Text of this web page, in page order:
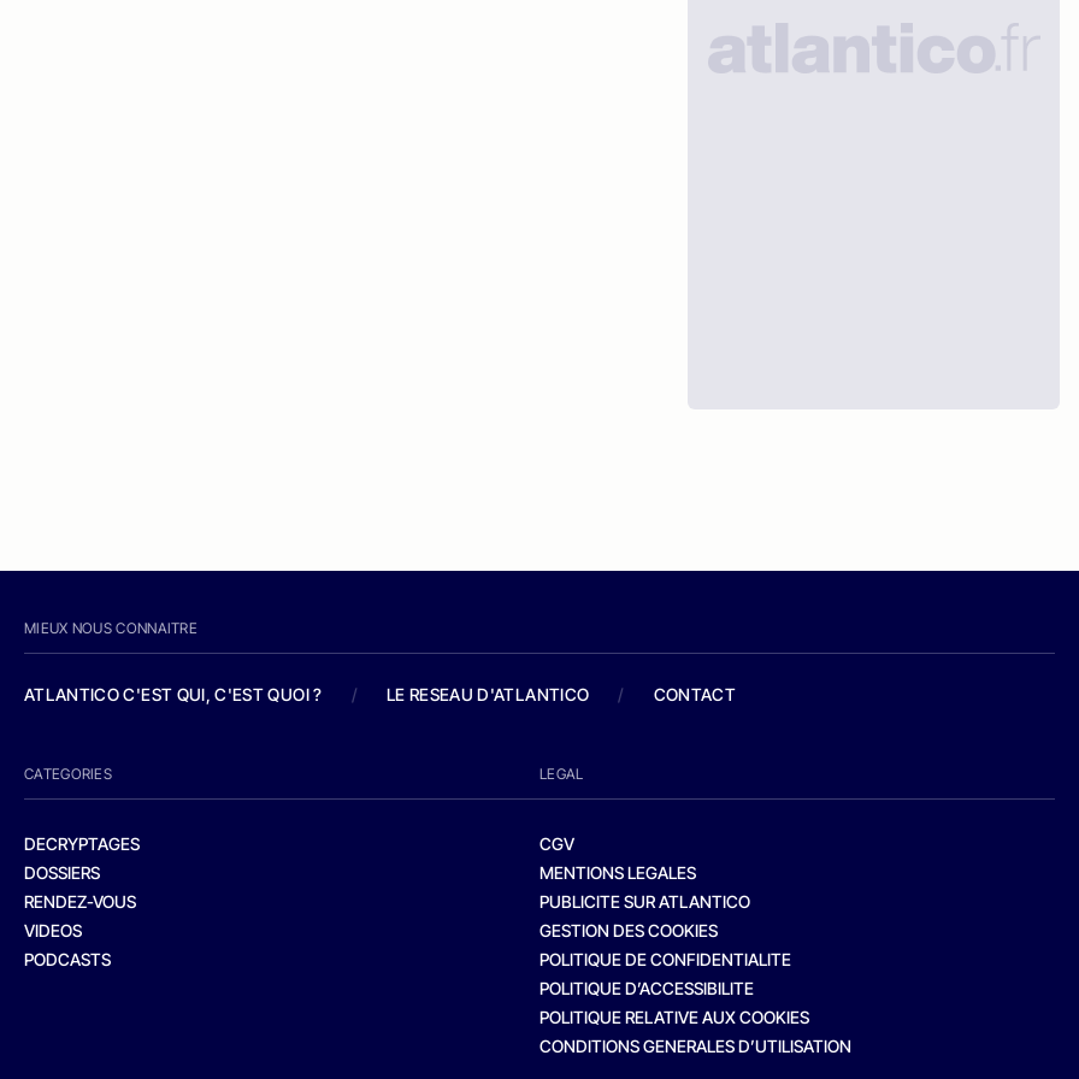
MIEUX NOUS CONNAITRE
ATLANTICO C'EST QUI, C'EST QUOI ? / LE RESEAU D'ATLANTICO / CONTACT
CATEGORIES
DECRYPTAGES
DOSSIERS
RENDEZ-VOUS
VIDEOS
PODCASTS
LEGAL
CGV
MENTIONS LEGALES
PUBLICITE SUR ATLANTICO
GESTION DES COOKIES
POLITIQUE DE CONFIDENTIALITE
POLITIQUE D’ACCESSIBILITE
POLITIQUE RELATIVE AUX COOKIES
CONDITIONS GENERALES D’UTILISATION